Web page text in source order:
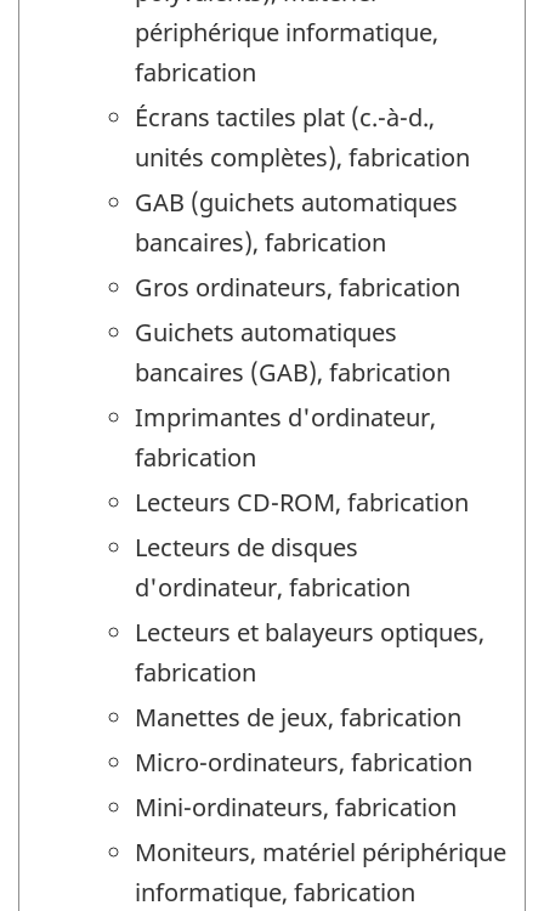
périphérique informatique,
fabrication
Écrans tactiles plat (c.-à-d.,
unités complètes), fabrication
GAB (guichets automatiques
bancaires), fabrication
Gros ordinateurs, fabrication
Guichets automatiques
bancaires (GAB), fabrication
Imprimantes d'ordinateur,
fabrication
Lecteurs CD-ROM, fabrication
Lecteurs de disques
d'ordinateur, fabrication
Lecteurs et balayeurs optiques,
fabrication
Manettes de jeux, fabrication
Micro-ordinateurs, fabrication
Mini-ordinateurs, fabrication
Moniteurs, matériel périphérique
informatique, fabrication